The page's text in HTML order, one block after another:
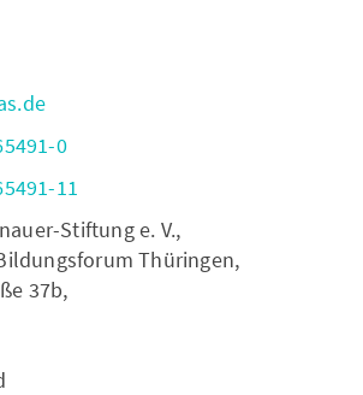
0
11
Stiftung e. V.,
Thüringen,
37b,